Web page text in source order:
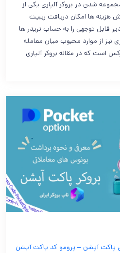
شدن در بروکر آلپاری یکی از
ها امکان دریافت ریبیت
قابل توجهی را به حساب تریدر ها
نیز از موارد محبوب میان معامله
است که در مقاله بروکر آلپاری